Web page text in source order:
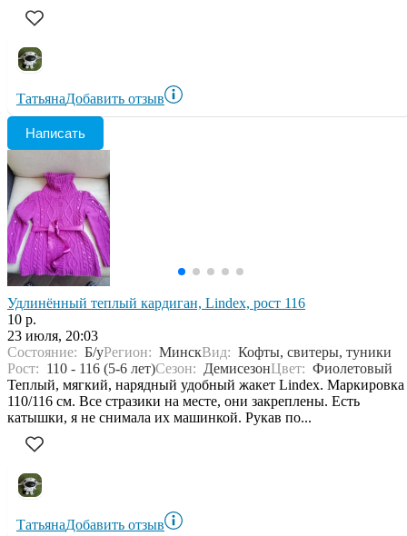
ТатьянаДобавить отзыв
Написать
Удлинённый теплый кардиган, Lindex, рост 116
10 р.
23 июля, 20:03
Состояние: Б/уРегион: МинскВид: Кофты, свитеры, туники
Рост: 110 - 116 (5-6 лет)Сезон: ДемисезонЦвет: Фиолетовый
Теплый, мягкий, нарядный удобный жакет Lindex. Маркировка
110/116 см. Все стразики на месте, они закреплены. Есть
катышки, я не снимала их машинкой. Рукав по...
ТатьянаДобавить отзыв